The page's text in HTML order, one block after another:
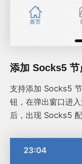
添加 Socks5 节
支持添加 Socks5
钮，在弹出窗口进
后，出现 Socks5 配